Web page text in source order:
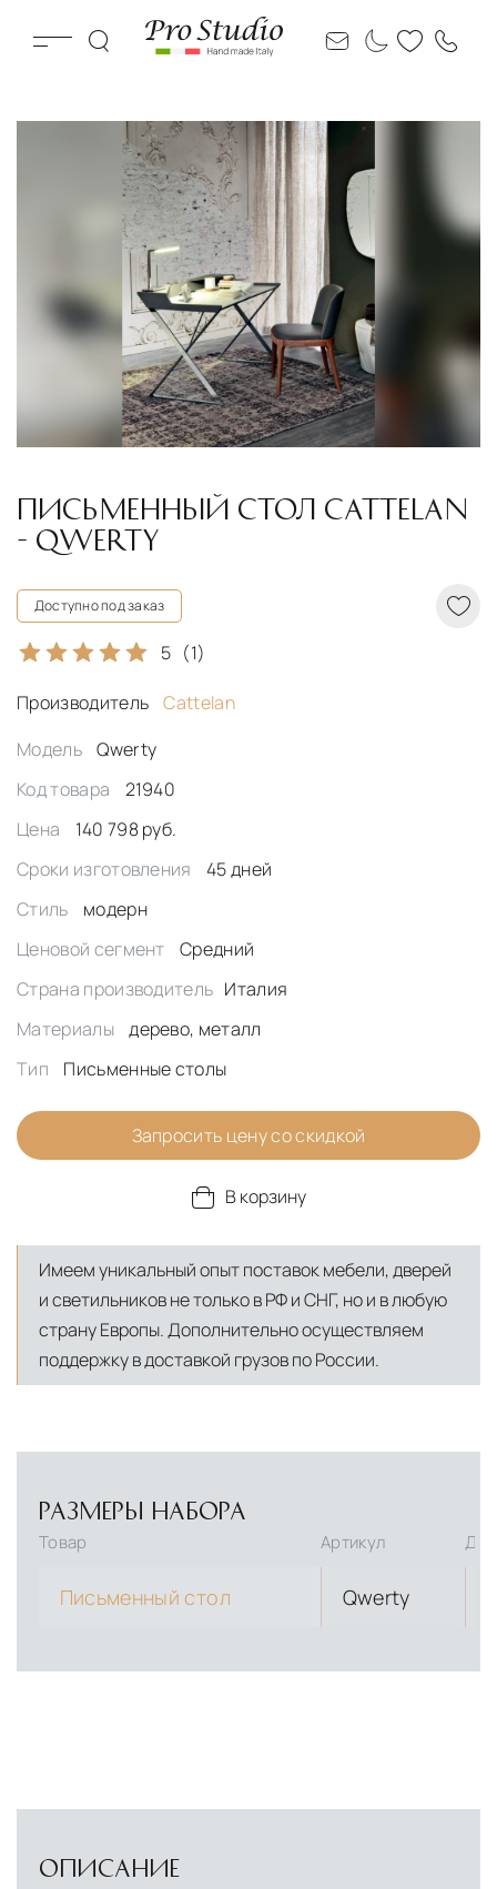
ПИСЬМЕННЫЙ СТОЛ CATTELAN
- QWERTY
Доступно под заказ
5 (1)
Производитель
Cattelan
Модель
Qwerty
Код товара
21940
Цена
140 798 руб.
Сроки изготовления
45 дней
Стиль
модерн
Ценовой сегмент
Средний
Страна производитель Италия
Материалы
дерево, металл
Тип
Письменные столы
Запросить цену со скидкой
В корзину
Имеем уникальный опыт поставок мебели, дверей
и светильников не только в РФ и СНГ, но и в любую
страну Европы. Дополнительно осуществляем
поддержку в доставкой грузов по России.
РАЗМЕРЫ НАБОРА
Товар Артикул
Письменный стол Qwerty
ОПИСАНИЕ